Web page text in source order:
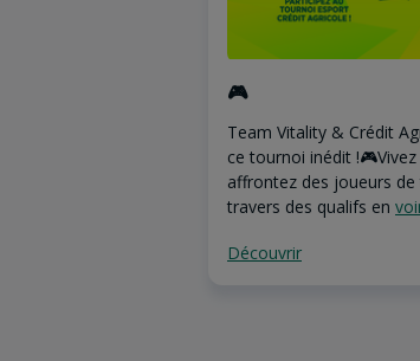
🎮
Team Vitality & Crédit
ce tournoi inédit !🎮Vivez
affrontez des joueurs
travers des qualifs en
Découvrir